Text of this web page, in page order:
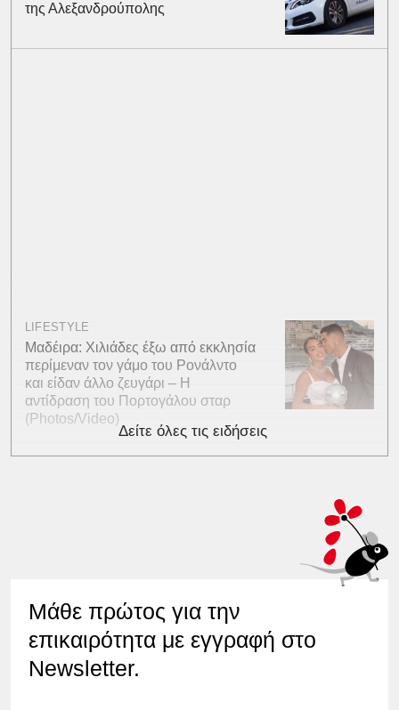
της Αλεξανδρούπολης
LIFESTYLE
Μαδέιρα: Χιλιάδες έξω από εκκλησία
περίμεναν τον γάμο του Ρονάλντο
και είδαν άλλο ζευγάρι – Η
αντίδραση του Πορτογάλου σταρ
(Photos/Video)
Δείτε όλες τις ειδήσεις
Μάθε πρώτος για την
επικαιρότητα με εγγραφή στο
Newsletter.